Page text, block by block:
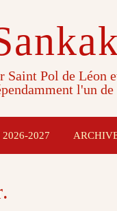
Pol de Léon
l'un
2026-2027